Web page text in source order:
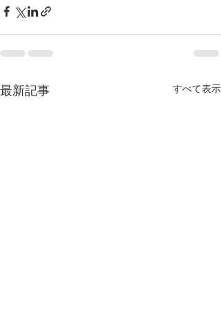
最新記事 すべて表示